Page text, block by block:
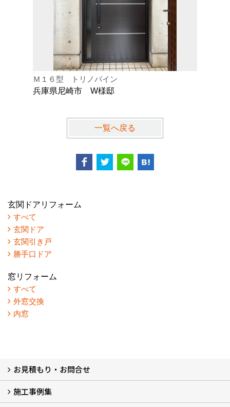
Ｍ１６型 トリノパイン
兵庫県尼崎市 W様邸
一覧へ戻る
玄関ドアリフォーム
すべて
玄関ドア
玄関引き戸
勝手口ドア
窓リフォーム
すべて
外窓交換
内窓
お見積もり・お問合せ
LINEで概算見積もり
チャットで質問
問い合わせフォームから
オンライン相談
電話で相談
無料現地調査をご希望の方
施工事例集